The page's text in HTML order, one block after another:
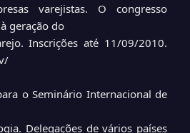
varejistas. O congresso
geração do
Inscrições até 11/09/2010.
o Seminário Internacional de
Delegações de vários países